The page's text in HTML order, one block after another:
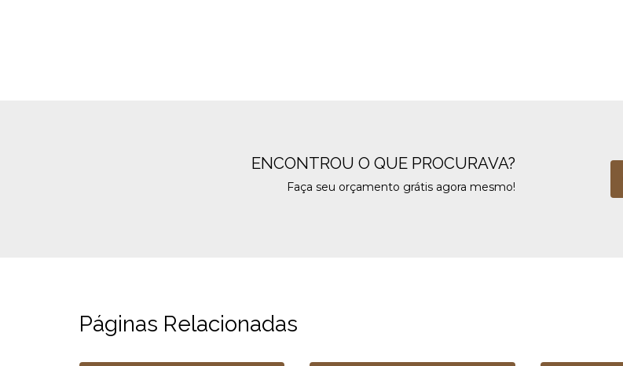
ENCONTROU O QUE PROCURAVA?
Faça seu orçamento grátis agora mesmo!
Páginas Relacionadas